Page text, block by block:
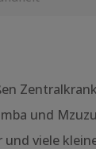
und
viele